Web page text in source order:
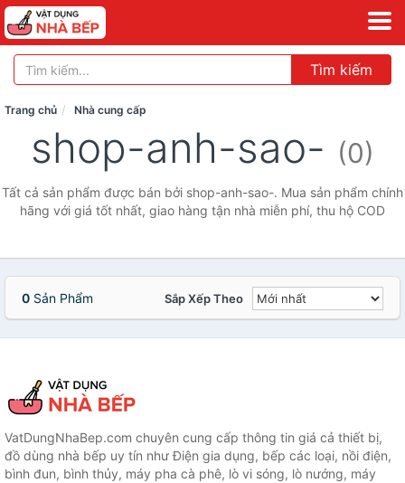
Tìm kiếm
Trang chủ Nhà cung cấp
shop-anh-sao- (0)
Tất cả sản phẩm được bán bởi shop-anh-sao-. Mua sản phẩm chính
hãng với giá tốt nhất, giao hàng tận nhà miễn phí, thu hộ COD
0 Sản Phẩm Sắp Xếp Theo
VatDungNhaBep.com chuyên cung cấp thông tin giá cả thiết bị,
đồ dùng nhà bếp uy tín như Điện gia dụng, bếp các loại, nồi điện,
bình đun, bình thủy, máy pha cà phê, lò vi sóng, lò nướng, máy